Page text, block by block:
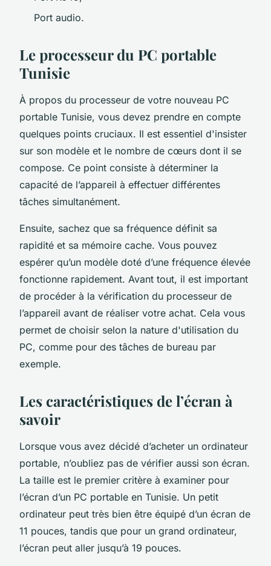
Port audio.
Le processeur du PC portable
Tunisie
À propos du processeur de votre nouveau PC
portable Tunisie, vous devez prendre en compte
quelques points cruciaux. Il est essentiel d'insister
sur son modèle et le nombre de cœurs dont il se
compose. Ce point consiste à déterminer la
capacité de l’appareil à effectuer différentes
tâches simultanément.
Ensuite, sachez que sa fréquence définit sa
rapidité et sa mémoire cache. Vous pouvez
espérer qu’un modèle doté d’une fréquence élevée
fonctionne rapidement. Avant tout, il est important
de procéder à la vérification du processeur de
l’appareil avant de réaliser votre achat. Cela vous
permet de choisir selon la nature d'utilisation du
PC, comme pour des tâches de bureau par
exemple.
Les caractéristiques de l’écran à
savoir
Lorsque vous avez décidé d’acheter un ordinateur
portable, n’oubliez pas de vérifier aussi son écran.
La taille est le premier critère à examiner pour
l’écran d’un PC portable en Tunisie. Un petit
ordinateur peut très bien être équipé d’un écran de
11 pouces, tandis que pour un grand ordinateur,
l’écran peut aller jusqu’à 19 pouces.